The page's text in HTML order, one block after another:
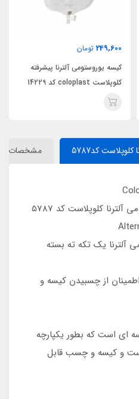
249,600 تومان
کیسه یوروستومی آلترنا پیشرفته
کلوپلاست coloplast کد 14229
کد5787 مشخصات
کلوپلاست کد 5787
آلترنا یک تکه ته بسته
از چسبیدن کیسه و
ای است که بطور یکپارچه
و کیسه و چسب قابل